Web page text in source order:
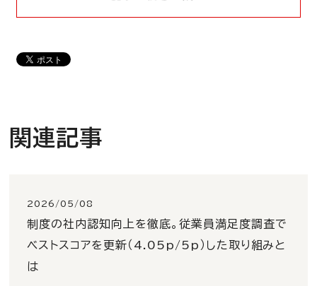
関連記事
2026/05/08
制度の社内認知向上を徹底。従業員満足度調査で
ベストスコアを更新（4.05p/5p）した取り組みと
は